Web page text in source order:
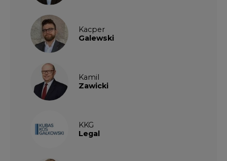
Kacper
Galewski
Kamil
Zawicki
KKG
Legal